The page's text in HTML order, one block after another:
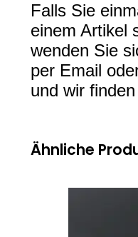
Falls Sie
einem Artikel
wenden Sie
per Email
und wir
Ähnliche